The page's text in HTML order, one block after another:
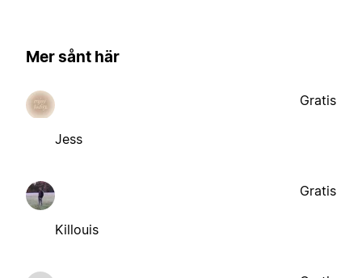
Mer sånt här
Jess
Gratis
Killouis
Gratis